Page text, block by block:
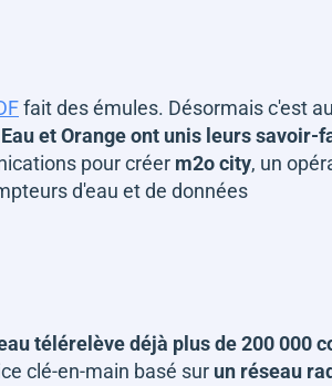
fait des émules. Désormais c'est
et Orange ont unis leurs savoir-
pour créer m2o city, un
d'eau et de données
télérelève déjà plus de 200 000
clé-en-main basé sur un réseau